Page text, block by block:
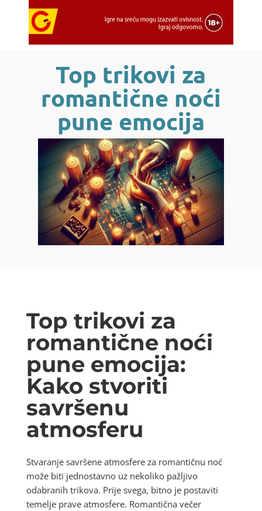
Top trikovi za
romantične noći
pune emocija
Top trikovi za
romantične noći
pune emocija:
Kako stvoriti
savršenu
atmosferu
Stvaranje savršene atmosfere za romantičnu noć
može biti jednostavno uz nekoliko pažljivo
odabranih trikova. Prije svega, bitno je postaviti
temelje prave atmosfere. Romantična večer